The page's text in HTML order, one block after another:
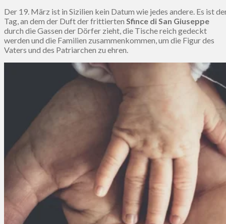
Der 19. März ist in Sizilien kein Datum wie jedes andere. Es ist
Tag, an dem der Duft der frittierten Sfince di San Giuseppe
durch die Gassen der Dörfer zieht, die Tische reich gedeckt
werden und die Familien zusammenkommen, um die Figur des
Vaters und des Patriarchen zu ehren.